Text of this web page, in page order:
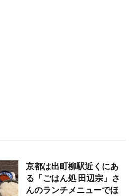
京都は出町柳駅近くにあ
る「ごはん処 田辺宗」さ
んのランチメニューでほ